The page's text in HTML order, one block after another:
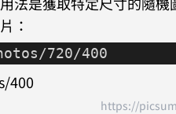
：
720/400
https://